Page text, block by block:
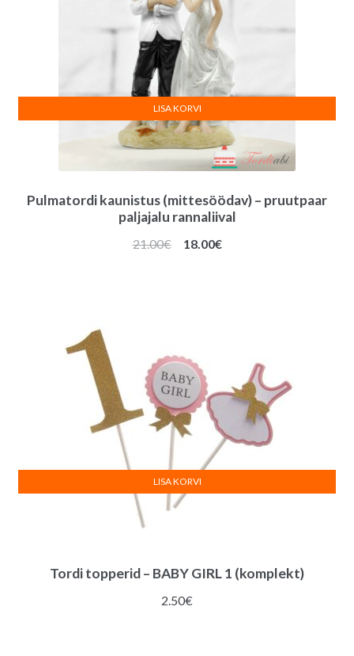
Pulmatordi kaunistus (mittesöödav) – pruutpaar
paljajalu rannaliival
21.00€
Algne
18.00€Praegune
LISA KORVI
Tordi topperid – BABY GIRL 1 (komplekt)
2.50€
LISA KORVI